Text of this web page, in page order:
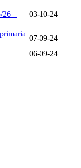
26 –
03-10-24
07-09-24
06-09-24